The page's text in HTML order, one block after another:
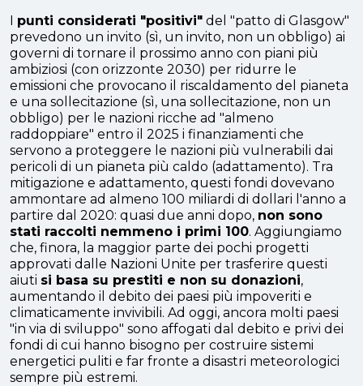
I punti considerati "positivi" del "patto di Glasgow"
prevedono un invito (sì, un invito, non un obbligo) ai
governi di tornare il prossimo anno con piani più
ambiziosi (con orizzonte 2030) per ridurre le
emissioni che provocano il riscaldamento del pianeta
e una sollecitazione (sì, una sollecitazione, non un
obbligo) per le nazioni ricche ad "almeno
raddoppiare" entro il 2025 i finanziamenti che
servono a proteggere le nazioni più vulnerabili dai
pericoli di un pianeta più caldo (adattamento). Tra
mitigazione e adattamento, questi fondi dovevano
ammontare ad almeno 100 miliardi di dollari l'anno a
partire dal 2020: quasi due anni dopo, non sono
stati raccolti nemmeno i primi 100. Aggiungiamo
che, finora, la maggior parte dei pochi progetti
approvati dalle Nazioni Unite per trasferire questi
aiuti si basa su prestiti e non su donazioni,
aumentando il debito dei paesi più impoveriti e
climaticamente invivibili. Ad oggi, ancora molti paesi
"in via di sviluppo" sono affogati dal debito e privi dei
fondi di cui hanno bisogno per costruire sistemi
energetici puliti e far fronte a disastri meteorologici
sempre più estremi.